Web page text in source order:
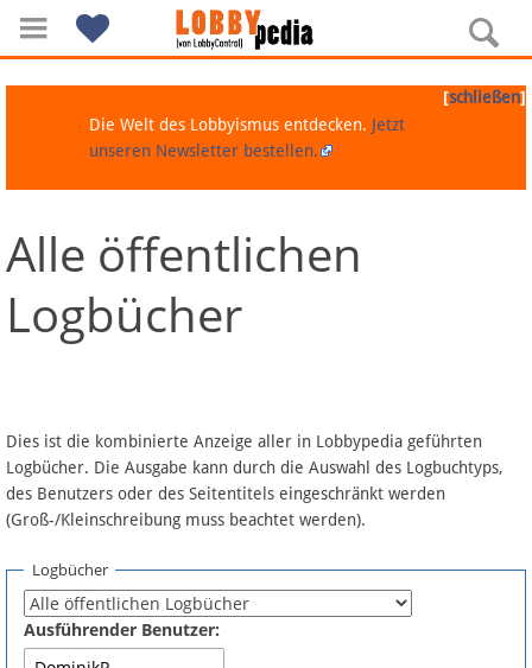
Navigation
Über Lobbypedia
Artikel nach Kategorien
FAQ
Fördermitglied werden
Fehler melden
[schließen]
Die Welt des Lobbyismus entdecken. Jetzt
unseren Newsletter bestellen.
Alle öffentlichen
Logbücher
Dies ist die kombinierte Anzeige aller in Lobbypedia geführten
Logbücher. Die Ausgabe kann durch die Auswahl des Logbuchtyps,
des Benutzers oder des Seitentitels eingeschränkt werden
(Groß-/Kleinschreibung muss beachtet werden).
Logbücher
Ausführender Benutzer: